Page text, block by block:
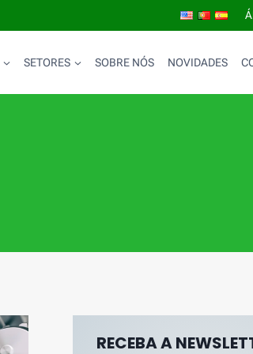
SETORES SOBRE NÓS NOVIDADES
RECEBA A